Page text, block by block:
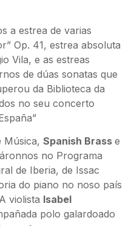
a estrea de varias
Op. 41, estrea absoluta
Vila, e as estreas
de dúas sonatas que
da Biblioteca da
no seu concerto
Música, Spanish Brass e
no Programa
de Iberia, de Issac
do piano no noso país
violista Isabel
polo galardoado